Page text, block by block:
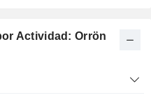
Actividad: Orrön